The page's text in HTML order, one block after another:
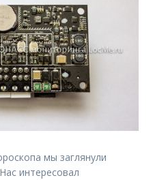
мы заглянули
интересовал